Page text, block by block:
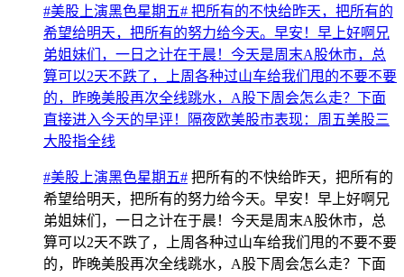
#美股上演黑色星期五# 把所有的不快给昨天，把所有的
希望给明天，把所有的努力给今天。早安！早上好啊兄
弟姐妹们，一日之计在于晨！今天是周末A股休市，总
算可以2天不跌了，上周各种过山车给我们甩的不要不要
的，昨晚美股再次全线跳水，A股下周会怎么走？下面
直接进入今天的早评！隔夜欧美股市表现：周五美股三
大股指全线
#美股上演黑色星期五# 把所有的不快给昨天，把所有的
希望给明天，把所有的努力给今天。早安！早上好啊兄
弟姐妹们，一日之计在于晨！今天是周末A股休市，总
算可以2天不跌了，上周各种过山车给我们甩的不要不要
的，昨晚美股再次全线跳水，A股下周会怎么走？下面